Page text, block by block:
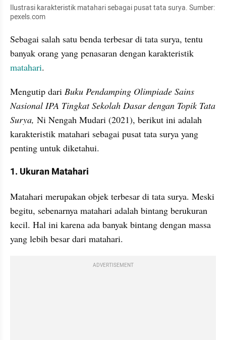
Ilustrasi karakteristik matahari sebagai pusat tata surya. Sumber:
pexels.com
Sebagai salah satu benda terbesar di tata surya, tentu
matahari.
Mengutip dari Buku Pendamping Olimpiade Sains
Nasional IPA Tingkat Sekolah Dasar dengan Topik Tata
Surya, Ni Nengah Mudari (2021), berikut ini adalah
karakteristik matahari sebagai pusat tata surya yang
penting untuk diketahui.
1. Ukuran Matahari
Matahari merupakan objek terbesar di tata surya. Meski
begitu, sebenarnya matahari adalah bintang berukuran
kecil. Hal ini karena ada banyak bintang dengan massa
yang lebih besar dari matahari.
ADVERTISEMENT